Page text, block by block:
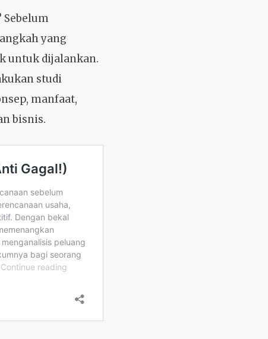
Sebelum
yang
untuk dijalankan.
studi
manfaat,
bisnis.